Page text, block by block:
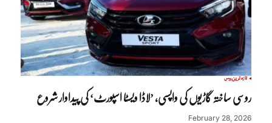
تازہ ترینروس
روسی ساختہ گاڑیوں کی واپسی، ’لاڈا ویسٹا اسپورٹ‘ کی پیداوار شروع
February 28, 2026